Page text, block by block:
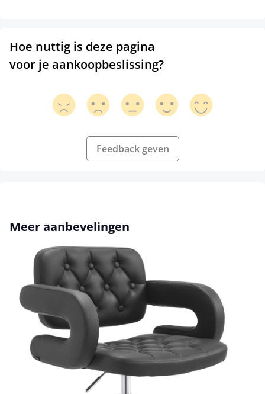
Hoe nuttig is deze pagina
voor je aankoopbeslissing?
Feedback geven
Productgalerij overslaan
Meer aanbevelingen